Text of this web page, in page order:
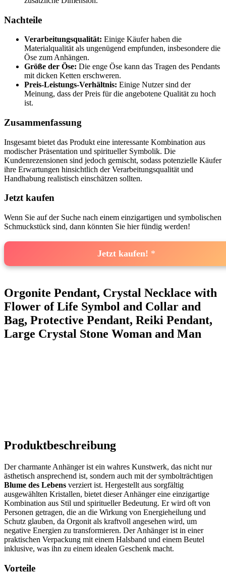
Nachteile
Verarbeitungsqualität: Einige Käufer ⁣haben die
Materialqualität ⁤als ungenügend empfunden, insbesondere die
Öse zum Anhängen.
Größe der Öse: Die enge Öse kann das Tragen des Pendants
mit dicken Ketten erschweren.
Preis-Leistungs-Verhältnis: Einige Nutzer sind der
Meinung, dass der Preis für die angebotene Qualität zu hoch
ist.
Zusammenfassung
Insgesamt bietet das Produkt eine interessante Kombination aus
modischer Präsentation und spiritueller Symbolik. Die
Kundenrezensionen⁤ sind jedoch ‍gemischt, sodass potenzielle​ Käufer
ihre Erwartungen hinsichtlich der Verarbeitungsqualität und
Handhabung realistisch einschätzen sollten.
Jetzt kaufen
Wenn Sie auf der Suche⁤ nach einem einzigartigen und⁣ symbolischen
Schmuckstück sind, dann könnten Sie hier fündig werden!
Jetzt kaufen!
Orgonite‍ Pendant, Crystal Necklace with
Flower of Life Symbol and Collar and
Bag, Protective Pendant, Reiki Pendant,
Large Crystal Stone Woman and Man
Produktbeschreibung
Der charmante Anhänger ist ein wahres ‌Kunstwerk, das nicht ⁣nur
ästhetisch ansprechend ist, sondern auch ⁢mit der symbolträchtigen
Blume des Lebens verziert ist. Hergestellt aus sorgfältig
ausgewählten Kristallen, bietet dieser Anhänger eine einzigartige‍
Kombination aus Stil und spiritueller Bedeutung. Er wird oft von
Personen getragen, die an die Wirkung von Energieheilung und⁢
Schutz​ glauben, da Orgonit als kraftvoll angesehen wird, um⁣
negative Energien zu transformieren. Der ⁤Anhänger ist in einer
praktischen Verpackung mit⁢ einem Halsband und einem Beutel
inklusive, was⁣ ihn zu einem idealen ‌Geschenk macht.
Vorteile